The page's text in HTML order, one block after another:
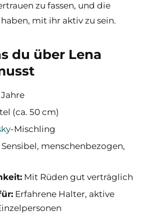
zu fassen, und die
mit ihr aktiv zu sein.
du über Lena
(ca. 50 cm)
-Mischling
Sensibel, menschenbezogen,
Mit Rüden gut verträglich
Erfahrene Halter, aktive